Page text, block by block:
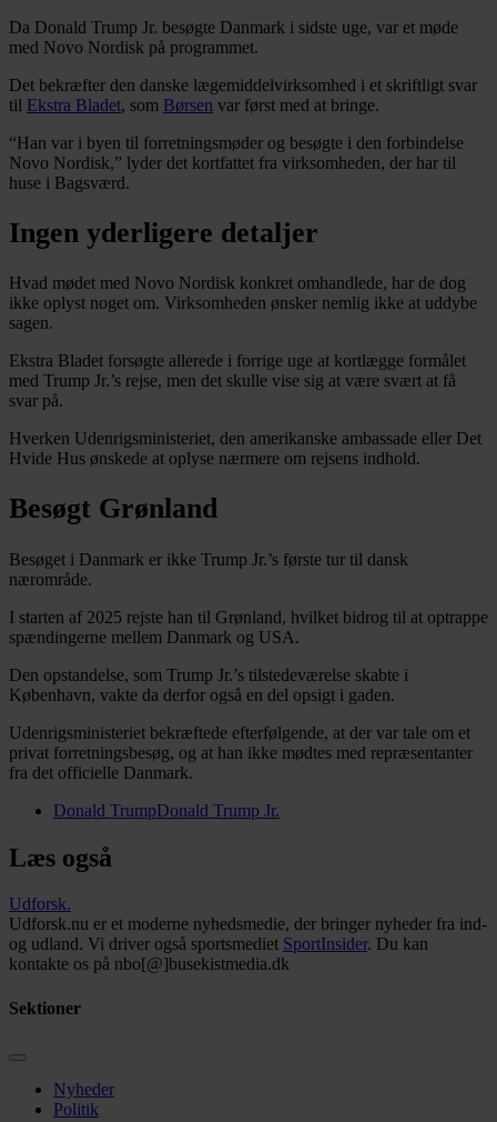
Da Donald Trump Jr. besøgte Danmark i sidste uge, var et møde
med Novo Nordisk på programmet.
Det bekræfter den danske lægemiddelvirksomhed i et skriftligt svar
til Ekstra Bladet, som Børsen var først med at bringe.
“Han var i byen til forretningsmøder og besøgte i den forbindelse
Novo Nordisk,” lyder det kortfattet fra virksomheden, der har til
huse i Bagsværd.
Ingen yderligere detaljer
Hvad mødet med Novo Nordisk konkret omhandlede, har de dog
ikke oplyst noget om. Virksomheden ønsker nemlig ikke at uddybe
sagen.
Ekstra Bladet forsøgte allerede i forrige uge at kortlægge formålet
med Trump Jr.’s rejse, men det skulle vise sig at være svært at få
svar på.
Hverken Udenrigsministeriet, den amerikanske ambassade eller Det
Hvide Hus ønskede at oplyse nærmere om rejsens indhold.
Besøgt Grønland
Besøget i Danmark er ikke Trump Jr.’s første tur til dansk
nærområde.
I starten af 2025 rejste han til Grønland, hvilket bidrog til at optrappe
spændingerne mellem Danmark og USA.
Den opstandelse, som Trump Jr.’s tilstedeværelse skabte i
København, vakte da derfor også en del opsigt i gaden.
Udenrigsministeriet bekræftede efterfølgende, at der var tale om et
privat forretningsbesøg, og at han ikke mødtes med repræsentanter
fra det officielle Danmark.
Donald TrumpDonald Trump Jr.
Læs også
Udforsk.
Udforsk.nu er et moderne nyhedsmedie, der bringer nyheder fra ind-
og udland. Vi driver også sportsmediet SportInsider. Du kan
kontakte os på nbo[@]busekistmedia.dk
Sektioner
Nyheder
Politik